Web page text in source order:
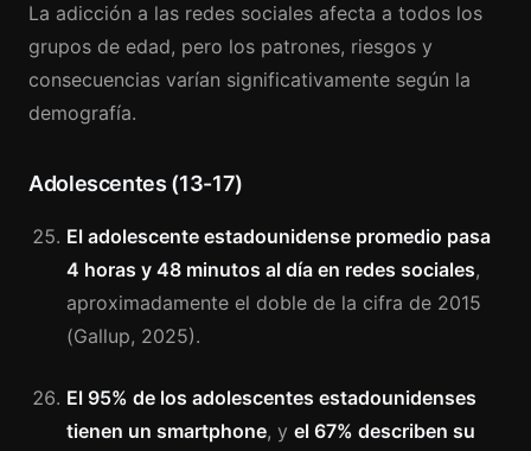
La adicción a las redes sociales afecta a todos los
grupos de edad, pero los patrones, riesgos y
consecuencias varían significativamente según la
demografía.
Adolescentes (13-17)
El adolescente estadounidense promedio pasa
4 horas y 48 minutos al día en redes sociales,
aproximadamente el doble de la cifra de 2015
(Gallup, 2025).
El 95% de los adolescentes estadounidenses
tienen un smartphone, y el 67% describen su